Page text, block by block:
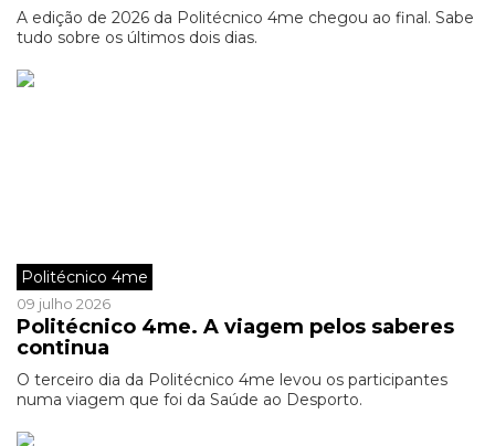
A edição de 2026 da Politécnico 4me chegou ao final. Sabe
tudo sobre os últimos dois dias.
Politécnico 4me
09 julho 2026
Politécnico 4me. A viagem pelos saberes
continua
O terceiro dia da Politécnico 4me levou os participantes
numa viagem que foi da Saúde ao Desporto.